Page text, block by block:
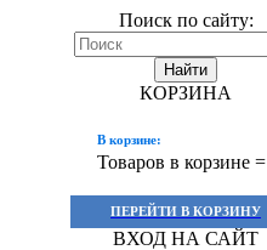
Поиск по сайту:
Найти
КОРЗИНА
В корзине:
Товаров в корзине =
ПЕРЕЙТИ В КОРЗИНУ
ВХОД НА САЙТ